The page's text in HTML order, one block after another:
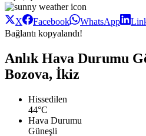
X Facebook WhatsApp
Bağlantı kopyalandı!
Anlık Hava Durumu
Bozova, İkiz
Hissedilen
44°C
Hava Durumu
Güneşli